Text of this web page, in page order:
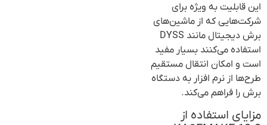
این قابلیت به ویژه برای
شرکت‌هایی که از ماشین‌های
برش دیجیتال مانند DYSS
استفاده می‌کنند بسیار مفید
است و امکان انتقال مستقیم
طرح‌ها از نرم افزار به دستگاه
برش را فراهم می‌کند.
مزایای استفاده از